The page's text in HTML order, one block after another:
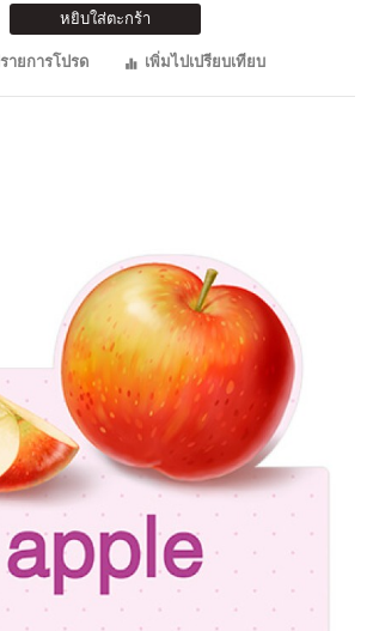
หยิบใส่ตะกร้า
ายการโปรด
เพิ่มไปเปรียบเทียบ